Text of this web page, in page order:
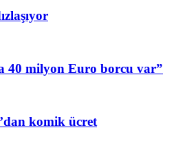
40 milyon Euro borcu var”
komik ücret